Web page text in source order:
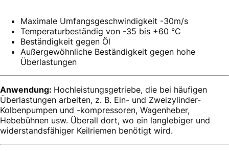
Maximale Umfangsgeschwindigkeit -30m/s
Temperaturbeständig von -35 bis +60 °C
Beständigkeit gegen Öl
Außergewöhnliche Beständigkeit gegen hohe
Überlastungen
Anwendung: Hochleistungsgetriebe, die bei häufigen
Überlastungen arbeiten, z. B. Ein- und Zweizylinder-
Kolbenpumpen und -kompressoren, Wagenheber,
Hebebühnen usw. Überall dort, wo ein langlebiger und
widerstandsfähiger Keilriemen benötigt wird.